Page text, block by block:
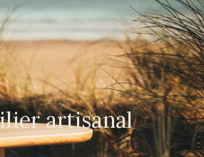
artisanal